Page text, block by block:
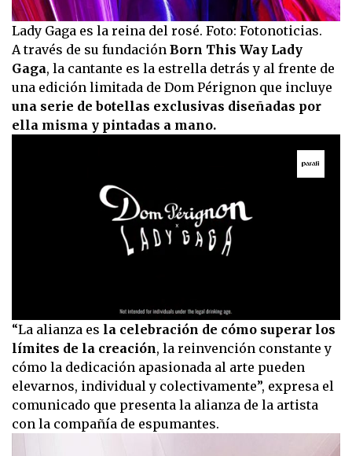
Lady Gaga es la reina del rosé. Foto: Fotonoticias.
A través de su fundación Born This Way Lady
Gaga, la cantante es la estrella detrás y al frente de
una edición limitada de Dom Pérignon que incluye
una serie de botellas exclusivas diseñadas por
ella misma y pintadas a mano.
0
seconds
of
1
minute,
12
seconds
“La alianza es la celebración de cómo superar los
límites de la creación, la reinvención constante y
cómo la dedicación apasionada al arte pueden
elevarnos, individual y colectivamente”, expresa el
comunicado que presenta la alianza de la artista
con la compañía de espumantes.